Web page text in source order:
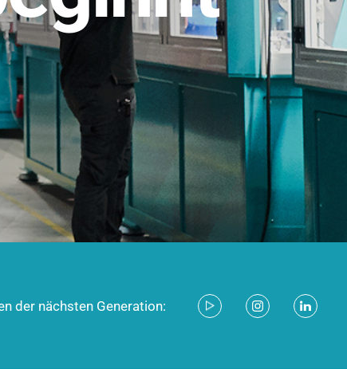
für industrielle Anwendungen –
der nächsten Generation: